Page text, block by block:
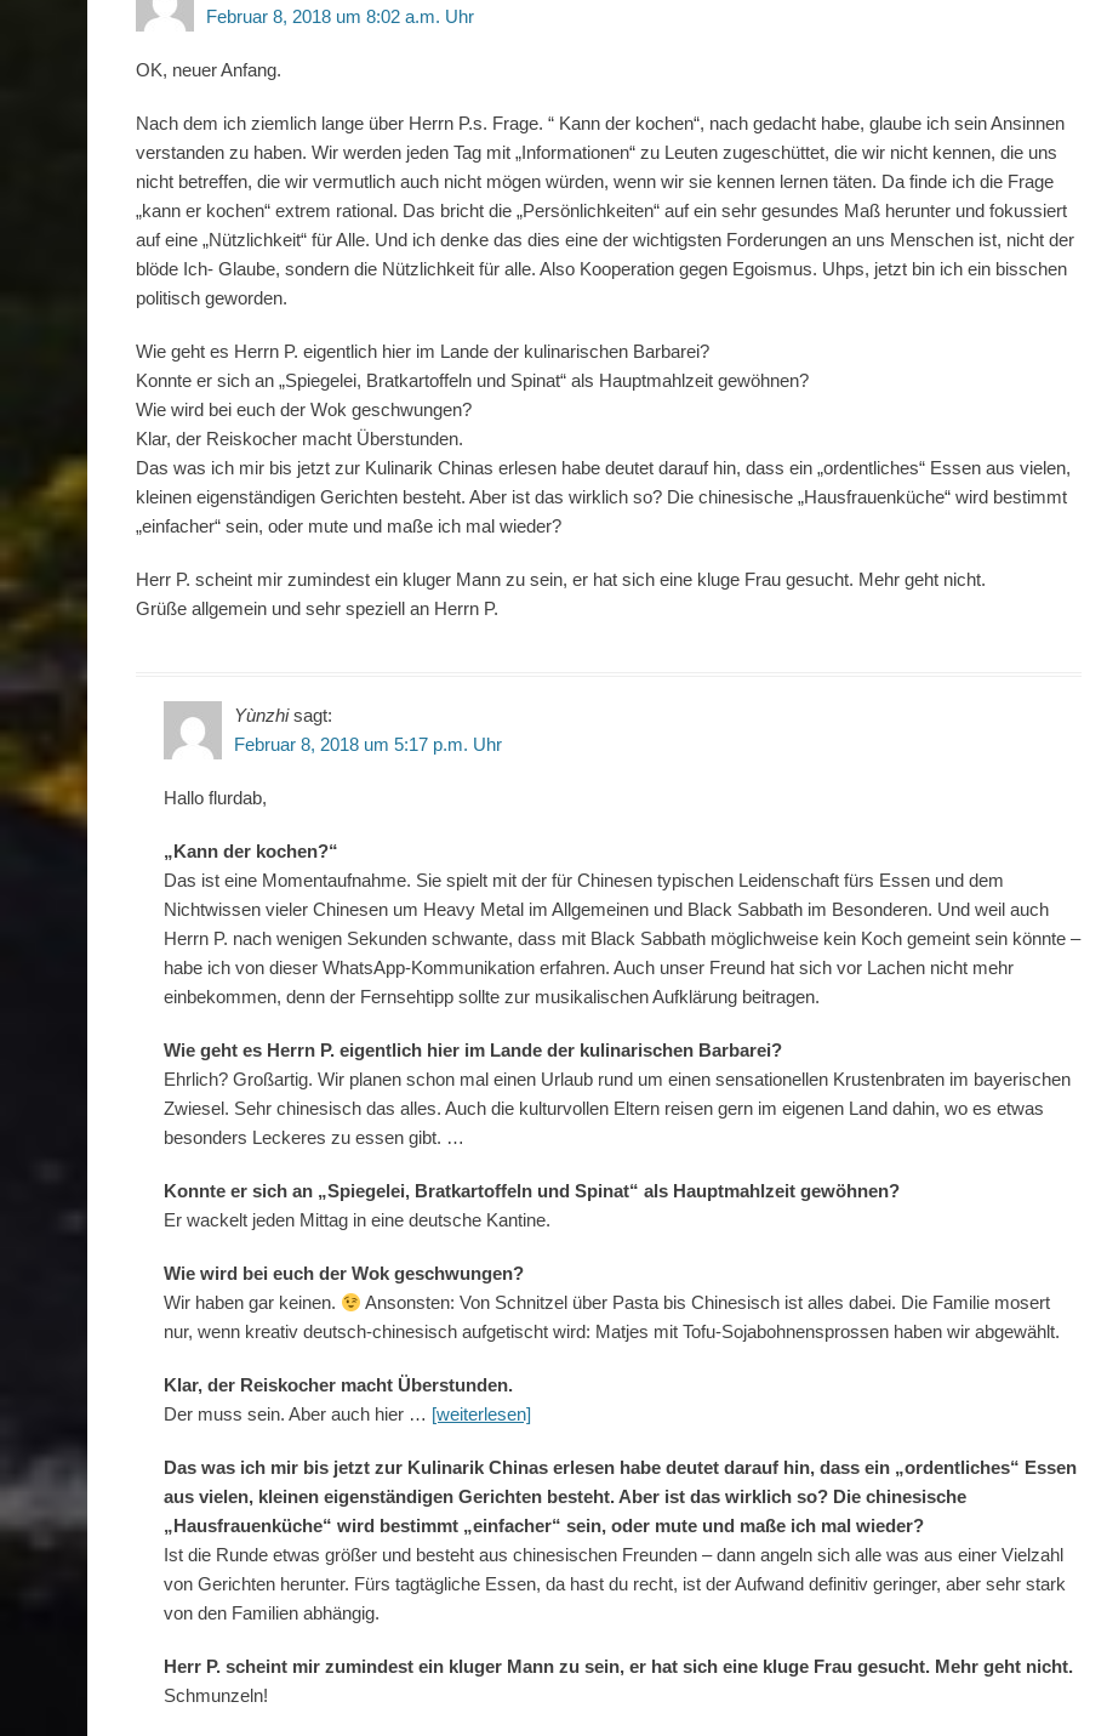
Februar 8, 2018 um 8:02 a.m. Uhr
OK, neuer Anfang.
Nach dem ich ziemlich lange über Herrn P.s. Frage. “ Kann der kochen“, nach gedacht habe, glaube ich sein Ansinnen
verstanden zu haben. Wir werden jeden Tag mit „Informationen“ zu Leuten zugeschüttet, die wir nicht kennen, die uns
nicht betreffen, die wir vermutlich auch nicht mögen würden, wenn wir sie kennen lernen täten. Da finde ich die Frage
„kann er kochen“ extrem rational. Das bricht die „Persönlichkeiten“ auf ein sehr gesundes Maß herunter und fokussiert
auf eine „Nützlichkeit“ für Alle. Und ich denke das dies eine der wichtigsten Forderungen an uns Menschen ist, nicht der
blöde Ich- Glaube, sondern die Nützlichkeit für alle. Also Kooperation gegen Egoismus. Uhps, jetzt bin ich ein bisschen
politisch geworden.
Wie geht es Herrn P. eigentlich hier im Lande der kulinarischen Barbarei?
Konnte er sich an „Spiegelei, Bratkartoffeln und Spinat“ als Hauptmahlzeit gewöhnen?
Wie wird bei euch der Wok geschwungen?
Klar, der Reiskocher macht Überstunden.
Das was ich mir bis jetzt zur Kulinarik Chinas erlesen habe deutet darauf hin, dass ein „ordentliches“ Essen aus vielen,
kleinen eigenständigen Gerichten besteht. Aber ist das wirklich so? Die chinesische „Hausfrauenküche“ wird bestimmt
„einfacher“ sein, oder mute und maße ich mal wieder?
Herr P. scheint mir zumindest ein kluger Mann zu sein, er hat sich eine kluge Frau gesucht. Mehr geht nicht.
Grüße allgemein und sehr speziell an Herrn P.
Yùnzhi sagt:
Februar 8, 2018 um 5:17 p.m. Uhr
Hallo flurdab,
„Kann der kochen?“
Das ist eine Momentaufnahme. Sie spielt mit der für Chinesen typischen Leidenschaft fürs Essen und dem
Nichtwissen vieler Chinesen um Heavy Metal im Allgemeinen und Black Sabbath im Besonderen. Und weil auch
Herrn P. nach wenigen Sekunden schwante, dass mit Black Sabbath möglichweise kein Koch gemeint sein könnte –
habe ich von dieser WhatsApp-Kommunikation erfahren. Auch unser Freund hat sich vor Lachen nicht mehr
einbekommen, denn der Fernsehtipp sollte zur musikalischen Aufklärung beitragen.
Wie geht es Herrn P. eigentlich hier im Lande der kulinarischen Barbarei?
Ehrlich? Großartig. Wir planen schon mal einen Urlaub rund um einen sensationellen Krustenbraten im bayerischen
Zwiesel. Sehr chinesisch das alles. Auch die kulturvollen Eltern reisen gern im eigenen Land dahin, wo es etwas
besonders Leckeres zu essen gibt. …
Konnte er sich an „Spiegelei, Bratkartoffeln und Spinat“ als Hauptmahlzeit gewöhnen?
Er wackelt jeden Mittag in eine deutsche Kantine.
Wie wird bei euch der Wok geschwungen?
Wir haben gar keinen.
Ansonsten: Von Schnitzel über Pasta bis Chinesisch ist alles dabei. Die Familie mosert
nur, wenn kreativ deutsch-chinesisch aufgetischt wird: Matjes mit Tofu-Sojabohnensprossen haben wir abgewählt.
Klar, der Reiskocher macht Überstunden.
Der muss sein. Aber auch hier … [weiterlesen]
Das was ich mir bis jetzt zur Kulinarik Chinas erlesen habe deutet darauf hin, dass ein „ordentliches“ Essen
aus vielen, kleinen eigenständigen Gerichten besteht. Aber ist das wirklich so? Die chinesische
„Hausfrauenküche“ wird bestimmt „einfacher“ sein, oder mute und maße ich mal wieder?
Ist die Runde etwas größer und besteht aus chinesischen Freunden – dann angeln sich alle was aus einer Vielzahl
von Gerichten herunter. Fürs tagtägliche Essen, da hast du recht, ist der Aufwand definitiv geringer, aber sehr stark
von den Familien abhängig.
Herr P. scheint mir zumindest ein kluger Mann zu sein, er hat sich eine kluge Frau gesucht. Mehr geht nicht.
Schmunzeln!